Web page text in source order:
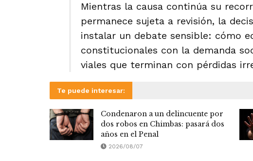
Mientras la causa continúa su
permanece sujeta a revisión, la
instalar un debate sensible: cómo
constitucionales con la demanda
viales que terminan con pérdidas
Te puede interesar:
Condenaron a un delincuente por
dos robos en Chimbas: pasará dos
años en el Penal
2026/08/07